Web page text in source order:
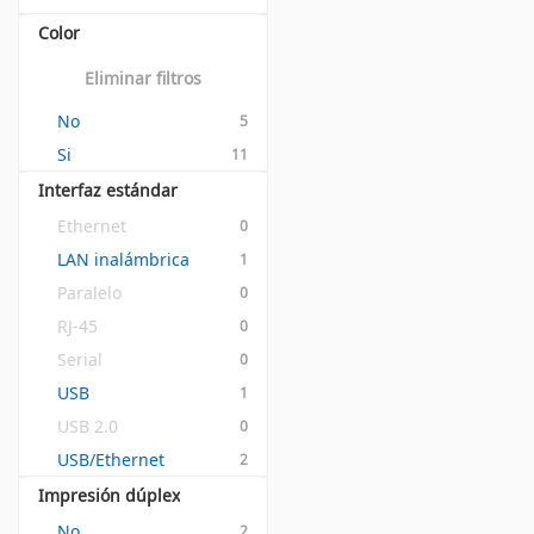
Color
Eliminar filtros
No
5
Si 11
Interfaz estándar
Ethernet
0
LAN inalámbrica 1
Paralelo 0
RJ-45 0
Serial 0
USB 1
USB 2.0 0
USB/Ethernet 2
Impresión dúplex